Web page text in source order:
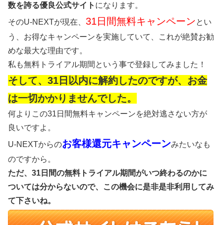
数を誇る優良公式サイト になります。
そのU-NEXTが現在、 31日間無料キャンペーンとい
う、お得なキャンペーンを実施していて、これが絶賛お勧
めな最大な理由です。
私も無料トライアル期間という事で登録してみました！
そして、31日以内に解約したのですが、お金
は一切かかりませんでした。
何よりこの31日間無料キャンペーンを絶対逃さない方が
良いですよ。
U-NEXTからのお客様還元キャンペーンみたいなも
のですから。
ただ、31日間の無料トライアル期間がいつ終わるのかに
ついては分からないので、この機会に是非是非利用してみ
て下さいね。